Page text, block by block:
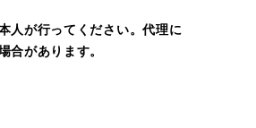
人が行ってください。代理に
合があります。